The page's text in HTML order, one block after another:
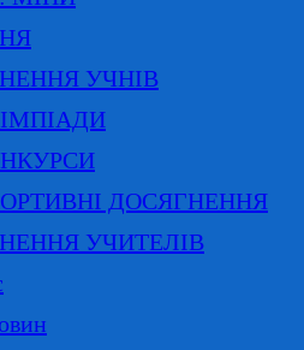
УЧНІВ
ДОСЯГНЕННЯ
УЧИТЕЛІВ